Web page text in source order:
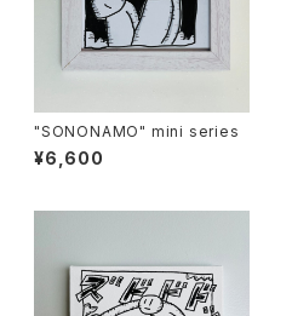
"SONONAMO" mini series
¥6,600